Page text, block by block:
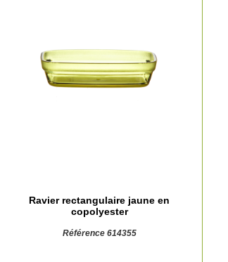
Ravier rectangulaire jaune en
copolyester
Référence 614355